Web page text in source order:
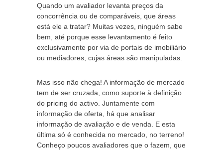
Quando um avaliador levanta preços da
concorrência ou de comparáveis, que áreas
está ele a tratar? Muitas vezes, ninguém sabe
bem, até porque esse levantamento é feito
exclusivamente por via de portais de imobiliário
ou mediadores, cujas áreas são manipuladas.
Mas isso não chega! A informação de mercado
tem de ser cruzada, como suporte à definição
do pricing do activo. Juntamente com
informação de oferta, há que analisar
informação de avaliação e de venda. E esta
última só é conhecida no mercado, no terreno!
Conheço poucos avaliadores que o fazem, que